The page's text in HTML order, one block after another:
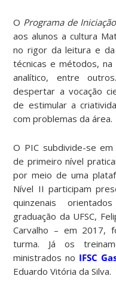
O Programa de
aos alunos a cultura
no rigor da leitura e
técnicas e métodos, na
analítico, entre
despertar a vocação
de estimular a
com problemas da área.
O PIC subdivide-se
de primeiro nível
por meio de uma
Nível II participam
quinzenais
graduação da UFSC,
Carvalho – em 2017,
turma. Já os
ministrados no IFSC
Eduardo Vitória da Silva.